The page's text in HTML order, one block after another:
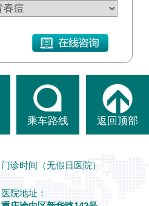
乘车路线 返回顶部
门诊时间（无假日医院）
医院地址：